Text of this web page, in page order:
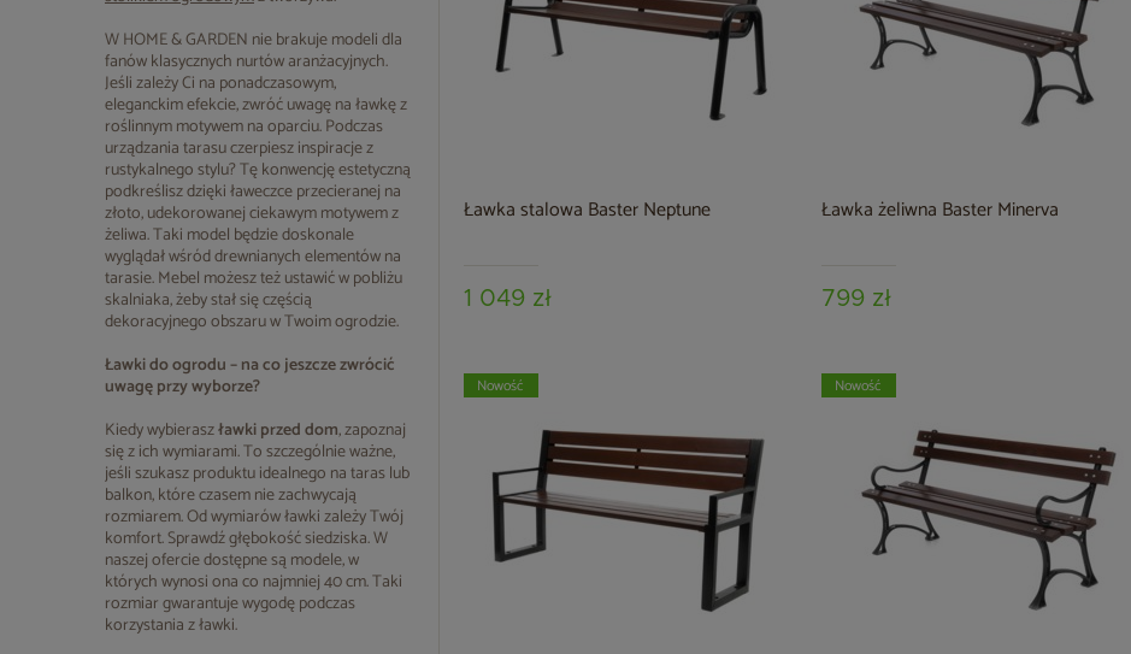
W HOME & GARDEN nie brakuje modeli dla
fanów klasycznych nurtów aranżacyjnych.
Jeśli zależy Ci na ponadczasowym,
eleganckim efekcie, zwróć uwagę na ławkę z
roślinnym motywem na oparciu. Podczas
urządzania tarasu czerpiesz inspiracje z
rustykalnego stylu? Tę konwencję estetyczną
podkreślisz dzięki ławeczce przecieranej na
złoto, udekorowanej ciekawym motywem z
żeliwa. Taki model będzie doskonale
wyglądał wśród drewnianych elementów na
tarasie. Mebel możesz też ustawić w pobliżu
skalniaka, żeby stał się częścią
dekoracyjnego obszaru w Twoim ogrodzie.
Ławki do ogrodu – na co jeszcze zwrócić
uwagę przy wyborze?
Kiedy wybieraszławki przed dom, zapoznaj
się z ich wymiarami. To szczególnie ważne,
jeśli szukasz produktu idealnego na taras lub
balkon, które czasem nie zachwycają
rozmiarem. Od wymiarów ławki zależy Twój
komfort. Sprawdź głębokość siedziska. W
naszej ofercie dostępne są modele, w
których wynosi ona co najmniej 40 cm. Taki
rozmiar gwarantuje wygodę podczas
korzystania z ławki.
Ławka stalowa Baster Neptune
1 049 zł
Ławka żeliwna Baster Minerva
799 zł
Nowość Nowość